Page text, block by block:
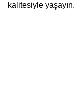
kalitesiyle yaşayın.